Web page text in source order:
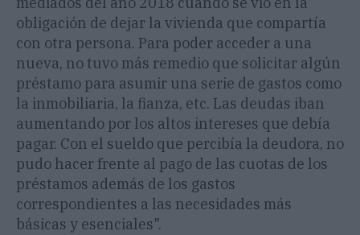
obligación de dejar la vivienda que compartía
con otra persona. Para poder acceder a una
nueva, no tuvo más remedio que solicitar algún
préstamo para asumir una serie de gastos como
la inmobiliaria, la fianza, etc. Las deudas iban
aumentando por los altos intereses que debía
pagar. Con el sueldo que percibía la deudora, no
pudo hacer frente al pago de las cuotas de los
préstamos además de los gastos
correspondientes a las necesidades más
básicas y esenciales".